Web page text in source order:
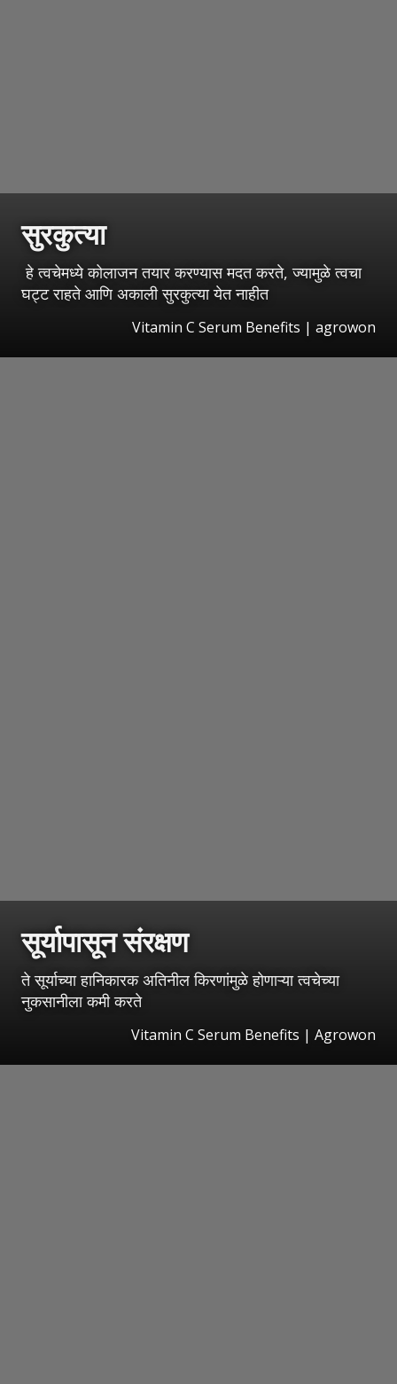
सुरकुत्या
हे त्वचेमध्ये कोलाजन तयार करण्यास मदत करते, ज्यामुळे त्वचा
घट्ट राहते आणि अकाली सुरकुत्या येत नाहीत
Vitamin C Serum Benefits | agrowon
सूर्यापासून संरक्षण
ते सूर्याच्या हानिकारक अतिनील किरणांमुळे होणाऱ्या त्वचेच्या
नुकसानीला कमी करते
Vitamin C Serum Benefits | Agrowon